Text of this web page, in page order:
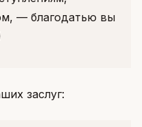
— благодатью вы
заслуг: